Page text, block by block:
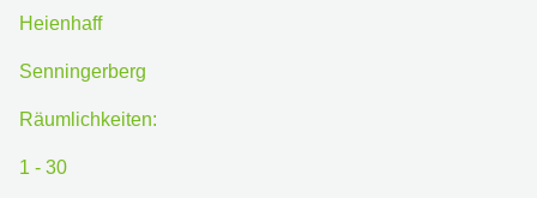
Heienhaff
Senningerberg
Räumlichkeiten:
1 - 30